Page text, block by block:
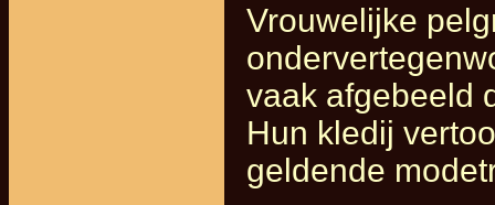
Vrouwelijke
vaak afgebeeld
Hun kledij
geldende